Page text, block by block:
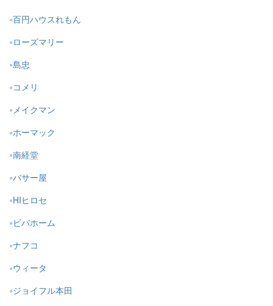
百円ハウスれもん
ローズマリー
島忠
コメリ
メイクマン
ホーマック
南経堂
バサー屋
HIヒロセ
ビバホーム
ナフコ
ウィータ
ジョイフル本田